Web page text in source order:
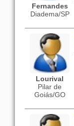
Fernandes
Diadema/SP
Lourival
Pilar de
Goiás/GO